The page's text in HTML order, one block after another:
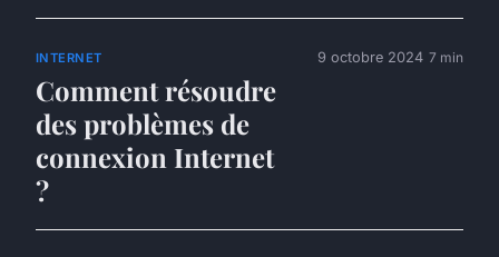
INTERNET
Comment résoudre
des problèmes de
connexion Internet
?
9 octobre 2024 7 min